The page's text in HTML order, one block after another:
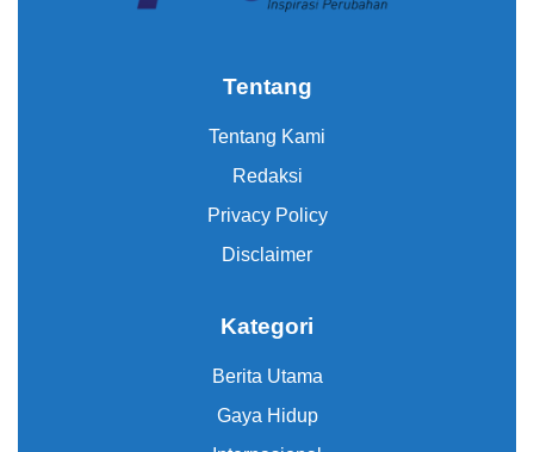
Tentang
Tentang Kami
Redaksi
Privacy Policy
Disclaimer
Kategori
Berita Utama
Gaya Hidup